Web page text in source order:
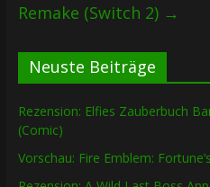
Remake (Switch 2) →
Neuste Beiträge
Rezension: Elfies Zauberbuch
(Comic)
Vorschau: Fire Emblem: